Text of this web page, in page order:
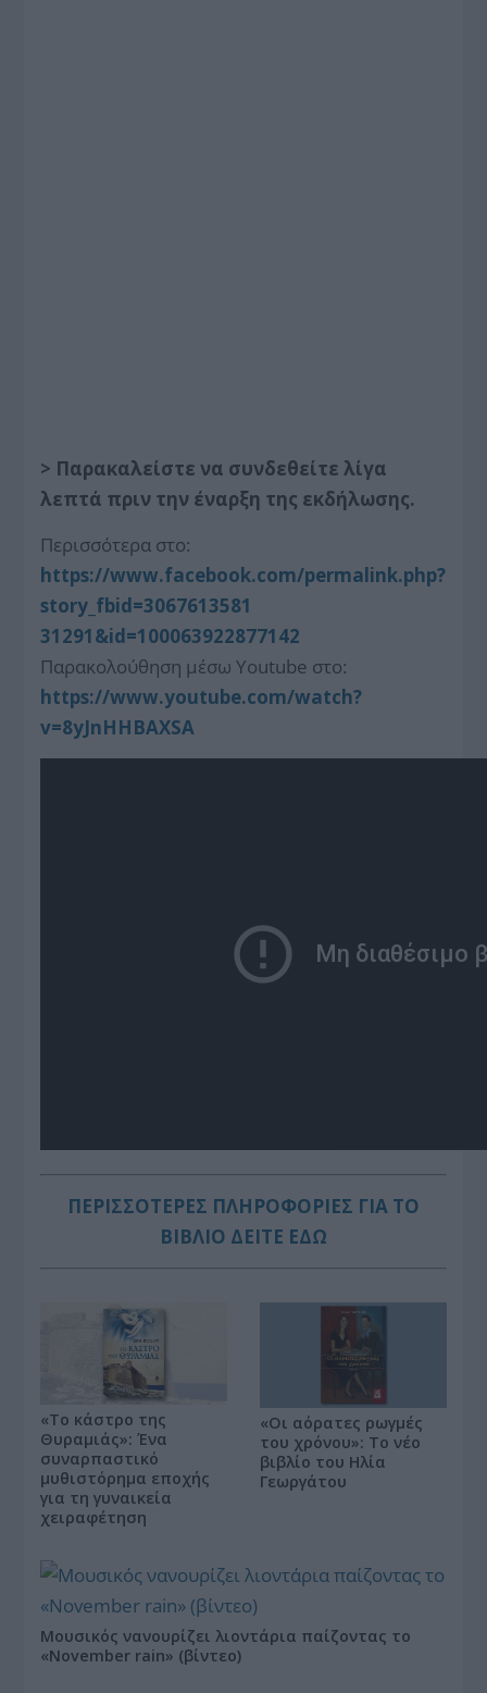
> Παρακαλείστε να συνδεθείτε λίγα
λεπτά πριν την έναρξη της εκδήλωσης.
Περισσότερα στο:
https://www.facebook.com/permalink.php?
story_fbid=3067613581
31291&id=100063922877142
Παρακολούθηση μέσω Youtube στο:
https://www.youtube.com/watch?
v=8yJnHHBAXSA
ΠΕΡΙΣΣΟΤΕΡΕΣ ΠΛΗΡΟΦΟΡΙΕΣ ΓΙΑ ΤΟ
ΒΙΒΛΙΟ ΔΕΙΤΕ ΕΔΩ
«Το κάστρο της
Θυραμιάς»: Ένα
συναρπαστικό
μυθιστόρημα εποχής
για τη γυναικεία
χειραφέτηση
«Οι αόρατες ρωγμές
του χρόνου»: Το νέο
βιβλίο του Ηλία
Γεωργάτου
Μουσικός νανουρίζει λιοντάρια παίζοντας το
«November rain» (βίντεο)